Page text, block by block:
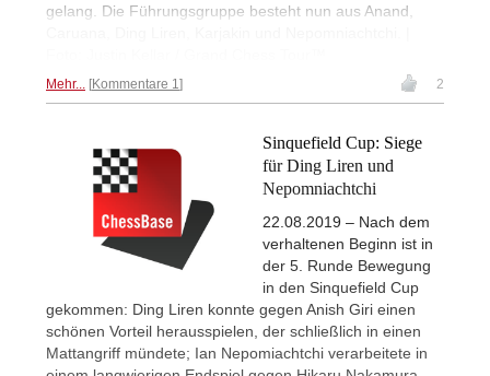
gelang. Die Führungsgruppe besteht nun aus Anand,
Mehr... Kommentare 1 2
Sinquefield Cup: Siege
für Ding Liren und
Nepomniachtchi
22.08.2019 – Nach dem
verhaltenen Beginn ist in
der 5. Runde Bewegung
in den Sinquefield Cup
gekommen: Ding Liren konnte gegen Anish Giri einen
schönen Vorteil herausspielen, der schließlich in einen
Mattangriff mündete; Ian Nepomiachtchi verarbeitete in